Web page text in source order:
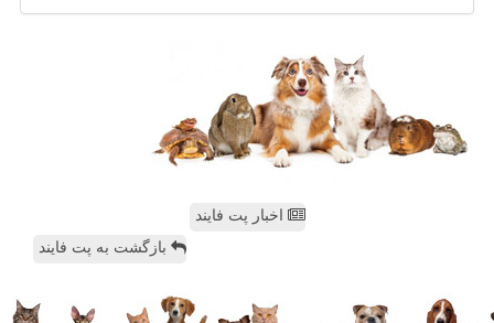
اخبار پت فایند
بازگشت به پت فایند